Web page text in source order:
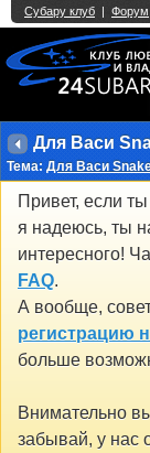
Для Васи
Тема: Для Васи
Привет, если
я надеюсь, ты
интересного!
FAQ.
А вообще,
регистрацию
больше
Внимательно
забывай, у нас
2 3 4 5 6 7 8 9 10
27 28 29 30